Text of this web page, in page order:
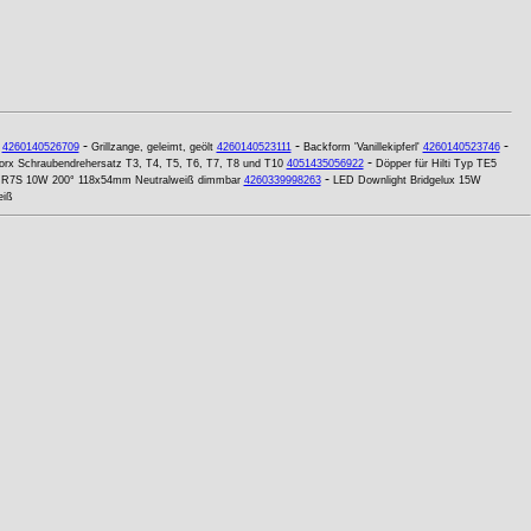
4260140526709- Grillzange, geleimt, geölt 4260140523111- Backform 'Vanillekipferl' 4260140523746-
Schraubendrehersatz T3, T4, T5, T6, T7, T8 und T10 4051435056922- Döpper für Hilti Typ TE5
10W 200° 118x54mm Neutralweiß dimmbar 4260339998263- LED Downlight Bridgelux 15W